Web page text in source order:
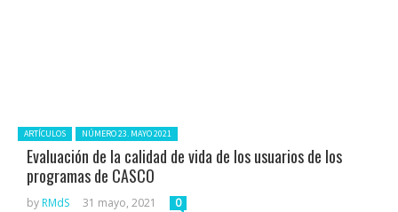
Posted in:
ARTÍCULOS NÚMERO 23. MAYO 2021
Evaluación de la calidad de vida de los usuarios de los
programas de CASCO
by RMdS 31 mayo, 2021 0